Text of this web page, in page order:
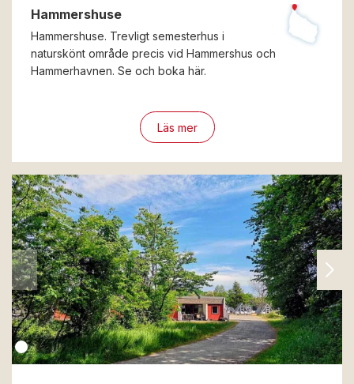
Hammershuse
Hammershuse. Trevligt semesterhus i
naturskönt område precis vid Hammershus och
Hammerhavnen. Se och boka här.
Läs mer